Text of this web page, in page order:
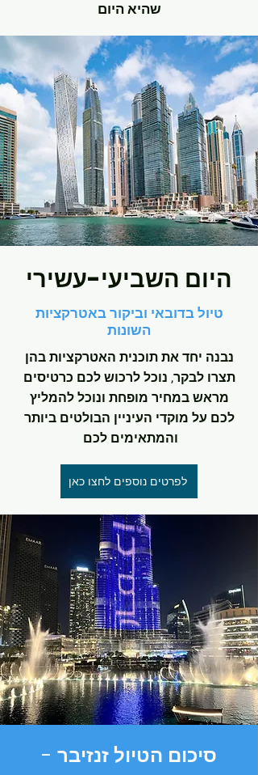
שהיא היום
היום השביעי-עשירי
טיול בדובאי וביקור באטרקציות
השונות
נבנה יחד את תוכנית האטרקציות בהן
תצרו לבקר, נוכל לרכוש לכם כרטיסים
מראש במחיר מופחת ונוכל להמליץ
לכם על מוקדי העיניין הבולטים ביותר
והמתאימים לכם
לפרטים נוספים לחצו כאן
סיכום הטיול זנזיבר -